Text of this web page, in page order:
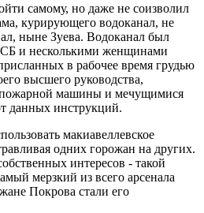
самому, но даже не соизволил
курирующего водоканал, не
ныне Зуева. Водоканал был
СБ и несколькими женщинами
в рабочее время грудью
высшего руководства,
машины и мечущимися
данных инструкций.
макиавеллевское
одних горожан на других.
интересов - такой
мерзкий из всего арсенала
Покрова стали его